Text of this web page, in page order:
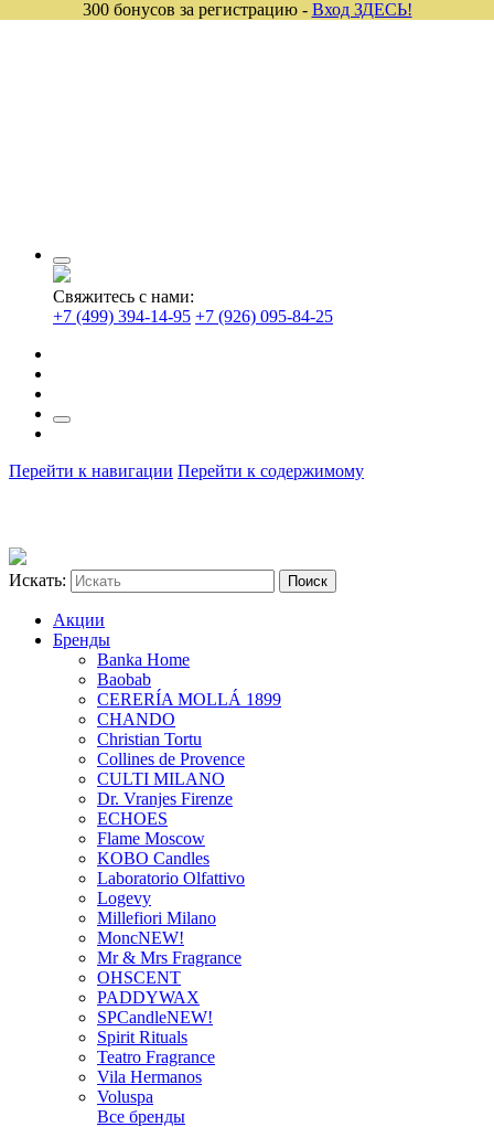
Свяжитесь с нами:
+7 (499) 394-14-95 +7 (926) 095-84-25
Перейти к навигации Перейти к содержимому
Искать:
Акции
Бренды
Banka Home
Baobab
CERERÍA MOLLÁ 1899
CHANDO
Christian Tortu
Collines de Provence
CULTI MILANO
Dr. Vranjes Firenze
ECHOES
Flame Moscow
KOBO Candles
Laboratorio Olfattivo
Logevy
Millefiori Milano
MoncNEW!
Mr & Mrs Fragrance
OHSCENT
PADDYWAX
SPCandleNEW!
Spirit Rituals
Teatro Fragrance
Vila Hermanos
Voluspa
Все бренды
300 бонусов за регистрацию - Вход ЗДЕСЬ!